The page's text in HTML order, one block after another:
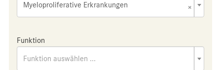
×
Myeloproliferative Erkrankungen
Funktion
Funktion auswählen ...